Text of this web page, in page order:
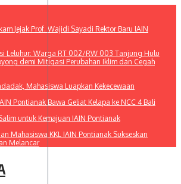
Jejak Prof. Wajidi Sayadi Rektor Baru IAIN
Leluhur: Warga RT 002/RW 003 Tanjung Hulu
demi Mitigasi Perubahan Iklim dan Cegah
Mahasiswa Luapkan Kekecewaan
Pontianak Bawa Geliat Kelapa ke NCC 4 Bali
untuk Kemajuan IAIN Pontianak
Mahasiswa KKL IAIN Pontianak Sukseskan
Melancar